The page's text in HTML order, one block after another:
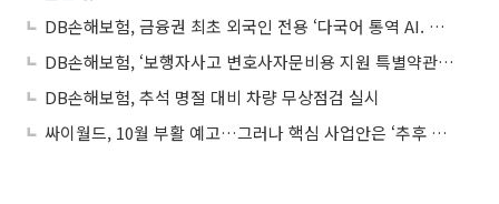
DB손해보험, 금융권 최초 외국인 전용 ‘다국어 통역 AI. AGENT’ 도입
DB손해보험, ‘보행자사고 변호사자문비용 지원 특별약관’ 배타적 사용권 획득
DB손해보험, 추석 명절 대비 차량 무상점검 실시
싸이월드, 10월 부활 예고…그러나 핵심 사업안은 ‘추후 공개’